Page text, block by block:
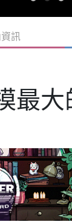
訊
最